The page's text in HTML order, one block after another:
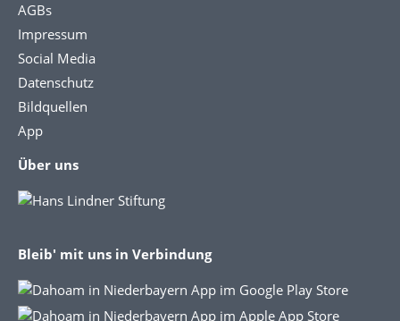
AGBs
Impressum
Social Media
Datenschutz
Bildquellen
App
Über uns
Bleib' mit uns in Verbindung